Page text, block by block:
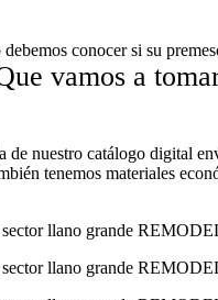
conocer si su
vamos a
de nuestro catálogo digital
tenemos materiales